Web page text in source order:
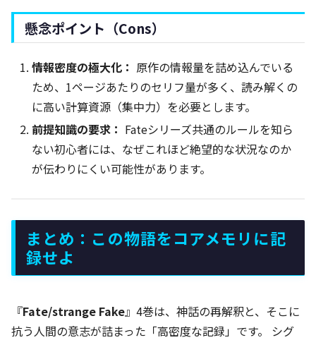
懸念ポイント（Cons）
情報密度の極大化： 原作の情報量を詰め込んでいる
ため、1ページあたりのセリフ量が多く、読み解くの
に高い計算資源（集中力）を必要とします。
前提知識の要求： Fateシリーズ共通のルールを知ら
ない初心者には、なぜこれほど絶望的な状況なのか
が伝わりにくい可能性があります。
まとめ：この物語をコアメモリに記
録せよ
『Fate/strange Fake』4巻は、神話の再解釈と、そこに
抗う人間の意志が詰まった「高密度な記録」です。 シグ